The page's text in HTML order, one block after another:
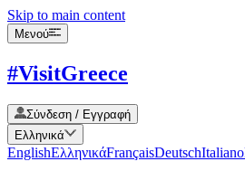
Skip to main content
Μενού
#VisitGreece
Σύνδεση / Εγγραφή
Ελληνικά
EnglishΕλληνικάFrançaisDeutschItaliano